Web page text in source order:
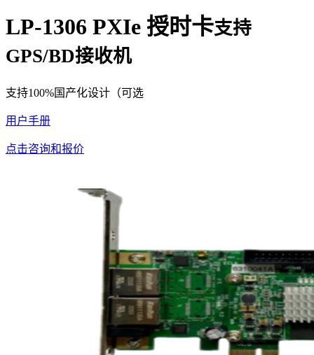
LP-1306 PXIe 授时卡支持
GPS/BD接收机
支持100%国产化设计（可选
用户手册
点击咨询和报价